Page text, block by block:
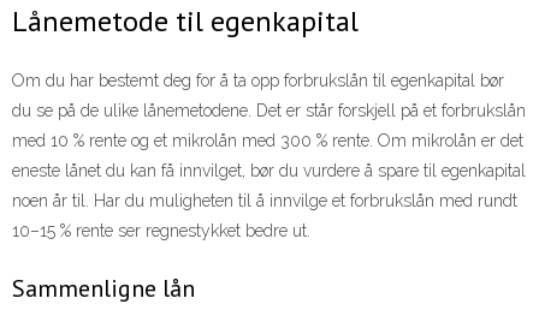
Lånemetode til egenkapital
Om du har bestemt deg for å ta opp forbrukslån til egenkapital bør
du se på de ulike lånemetodene. Det er står forskjell på et forbrukslån
med 10 % rente og et mikrolån med 300 % rente. Om mikrolån er det
eneste lånet du kan få innvilget, bør du vurdere å spare til egenkapital
noen år til. Har du muligheten til å innvilge et forbrukslån med rundt
10–15 % rente ser regnestykket bedre ut.
Sammenligne lån